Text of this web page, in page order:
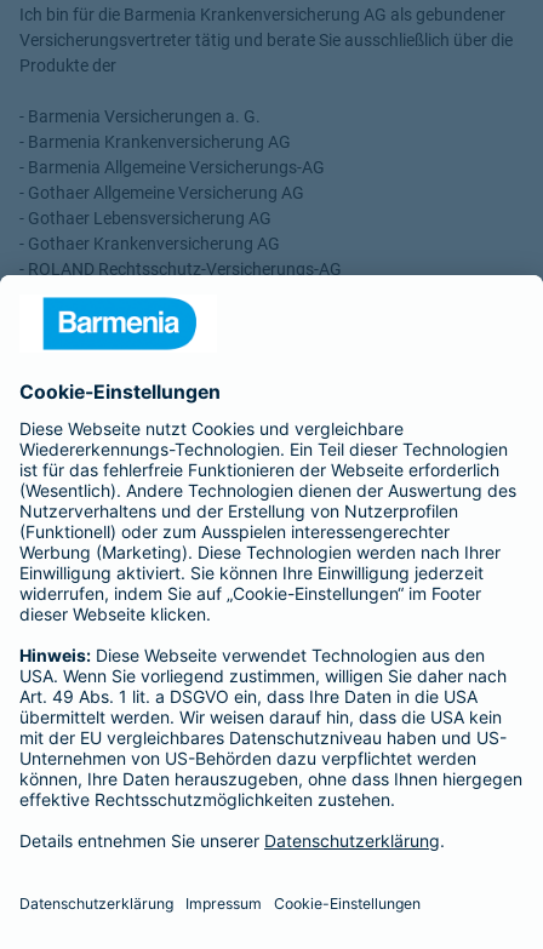
Ich bin für die Barmenia Krankenversicherung AG als gebundener
Versicherungsvertreter tätig und berate Sie ausschließlich über die
Produkte der
- Barmenia Versicherungen a. G.
- Barmenia Krankenversicherung AG
- Barmenia Allgemeine Versicherungs-AG
- Gothaer Allgemeine Versicherung AG
- Gothaer Lebensversicherung AG
- Gothaer Krankenversicherung AG
- ROLAND Rechtsschutz-Versicherungs-AG
- ROLAND Schutzbrief-Versicherung AG
Für meine Tätigkeit erhalte ich eine Provision und sonstige
enthalten sind.
Schlichtungsstellen
Für Lebens- und Sachversicherungen:
Verein Versicherungsombudsmann eV,
Postfach 080632, 10006 Berlin
Für private Krankenversicherungen:
Ombudsmann für private Kranken- / Pflege-Versicherungen,
Postfach 060222, 10052 Berlin
Impressum
Barmenia Versicherung - Agentur Koc
Haydar Koc
Brückenweg 8
Tel. 02196 8989754